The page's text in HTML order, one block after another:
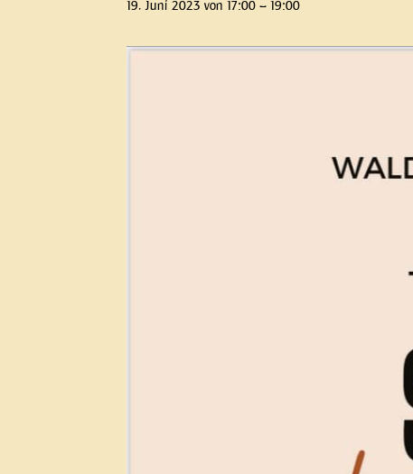
19. Juni 2023 von 17:00– 19:00